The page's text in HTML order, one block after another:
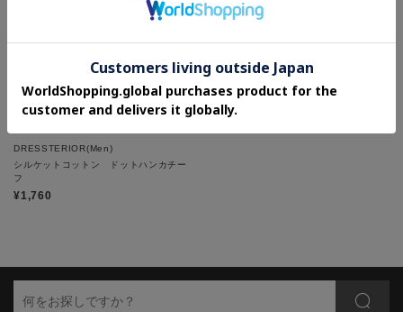
DRESSTERIOR(Men)
シルケットコットン ドットハンカチー
フ
¥1,760